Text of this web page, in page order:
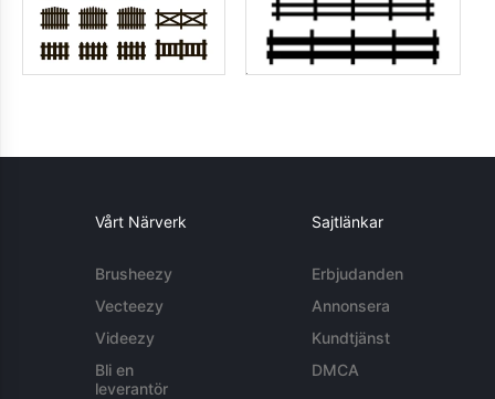
Vårt Närverk
Brusheezy
Vecteezy
Videezy
Bli en
leverantör
Sajtlänkar
Erbjudanden
Annonsera
Kundtjänst
DMCA